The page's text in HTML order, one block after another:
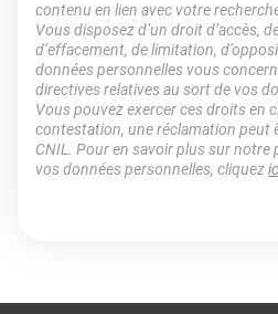
contenu en lien avec votre
Vous disposez d’un droit d’accès,
d’effacement, de limitation,
données personnelles vous
directives relatives au sort de vos
Vous pouvez exercer ces droits en
contestation, une réclamation peut
CNIL. Pour en savoir plus sur
vos données personnelles, cliquez